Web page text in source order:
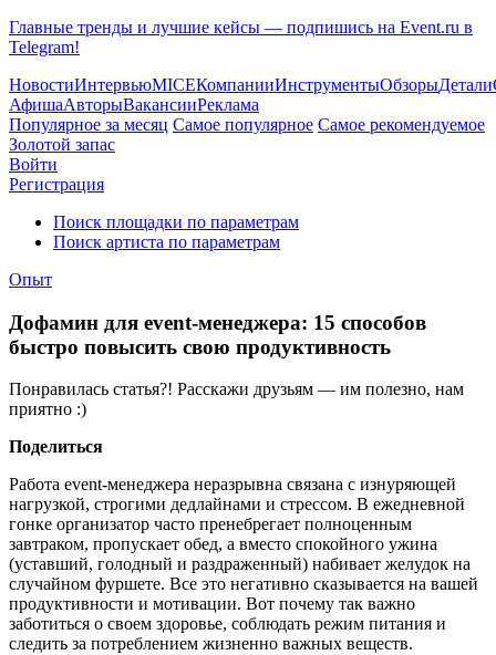
Главные тренды и лучшие кейсы — подпишись на Event.ru в
Telegram!
НовостиИнтервьюMICEКомпанииИнструментыОбзорыДетали
АфишаАвторыВакансииРеклама
Популярное за месяц Самое популярное Самое рекомендуемое
Золотой запас
Войти
Регистрация
Поиск площадки по параметрам
Поиск артиста по параметрам
Опыт
Дофамин для event-менеджера: 15 способов
быстро повысить свою продуктивность
Понравилась статья?! Расскажи друзьям — им полезно, нам
приятно :)
Поделиться
Работа event-менеджера неразрывна связана с изнуряющей
нагрузкой, строгими дедлайнами и стрессом. В ежедневной
гонке организатор часто пренебрегает полноценным
завтраком, пропускает обед, а вместо спокойного ужина
(уставший, голодный и раздраженный) набивает желудок на
случайном фуршете. Все это негативно сказывается на вашей
продуктивности и мотивации. Вот почему так важно
заботиться о своем здоровье, соблюдать режим питания и
следить за потреблением жизненно важных веществ.